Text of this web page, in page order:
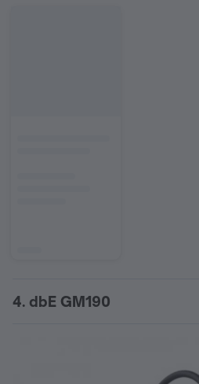
4. dbE GM190